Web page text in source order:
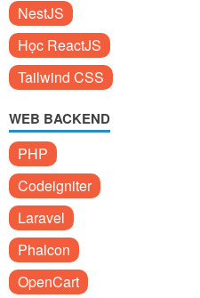
NestJS
Học ReactJS
Tailwind CSS
WEB BACKEND
PHP
Codeigniter
Laravel
Phalcon
OpenCart